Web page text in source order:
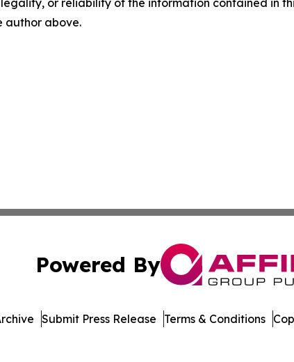
legality, or reliability of the information contained in
author above.
Powered By
Submit Press Release Terms & Conditions